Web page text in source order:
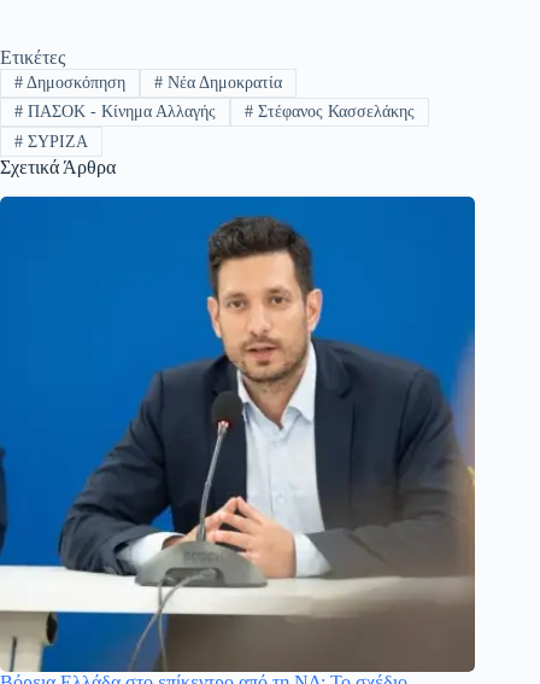
Ετικέτες
#Δημοσκόπηση #Νέα Δημοκρατία
#ΠΑΣΟΚ - Κίνημα Αλλαγής #Στέφανος Κασσελάκης
#ΣΥΡΙΖΑ
Σχετικά Άρθρα